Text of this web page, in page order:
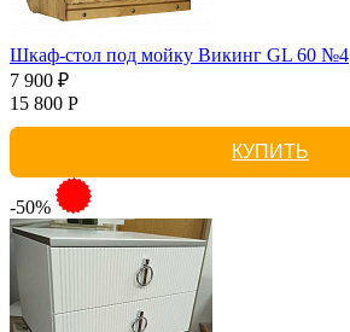
Шкаф-стол под мойку Викинг GL 60 №4
7 900 ₽
15 800 Р
КУПИТЬ
-50%